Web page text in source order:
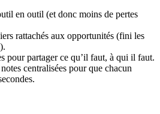
en outil (et donc moins de pertes
rattachés aux opportunités (fini les
pour partager ce qu’il faut, à qui il faut.
centralisées pour que chacun